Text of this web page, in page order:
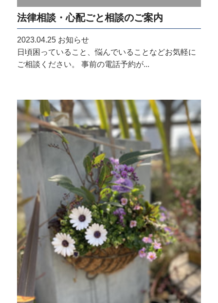
法律相談・心配ごと相談のご案内
2023.04.25 お知らせ
日頃困っていること、悩んでいることなどお気軽に
ご相談ください。 事前の電話予約が...